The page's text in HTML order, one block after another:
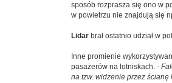
sposób rozprasza się ono w
w powietrzu nie znajdują się
Lidar brał ostatnio udział w
Inne promienie
pasażerów na lotniskach. -
na tzw. widzenie przez